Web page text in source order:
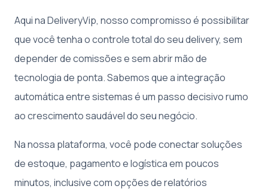
Aqui na DeliveryVip, nosso compromisso é possibilitar
que você tenha o controle total do seu delivery, sem
depender de comissões e sem abrir mão de
tecnologia de ponta. Sabemos que a integração
automática entre sistemas é um passo decisivo rumo
ao crescimento saudável do seu negócio.
Na nossa plataforma, você pode conectar soluções
de estoque, pagamento e logística em poucos
minutos, inclusive com opções de relatórios